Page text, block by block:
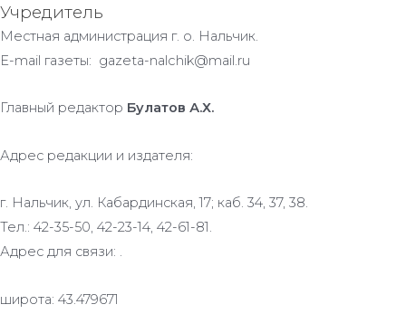
Учредитель
Местная администрация г. о. Нальчик.
E-mail газеты: gazeta-nalchik@mail.ru
Главный редактор Булатов А.Х.
Адрес редакции и издателя:
г. Нальчик, ул. Кабардинская, 17; каб. 34, 37, 38.
Тел.: 42-35-50, 42-23-14, 42-61-81.
Адрес для связи: .
широта: 43.479671